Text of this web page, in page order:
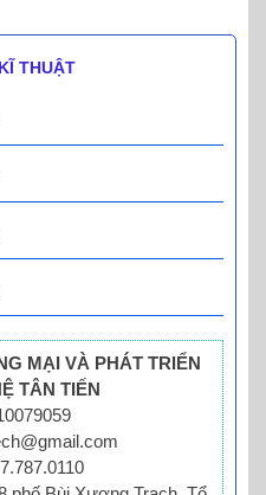
THUẬT
MẠI VÀ PHÁT TRIỂN
TÂN TIẾN